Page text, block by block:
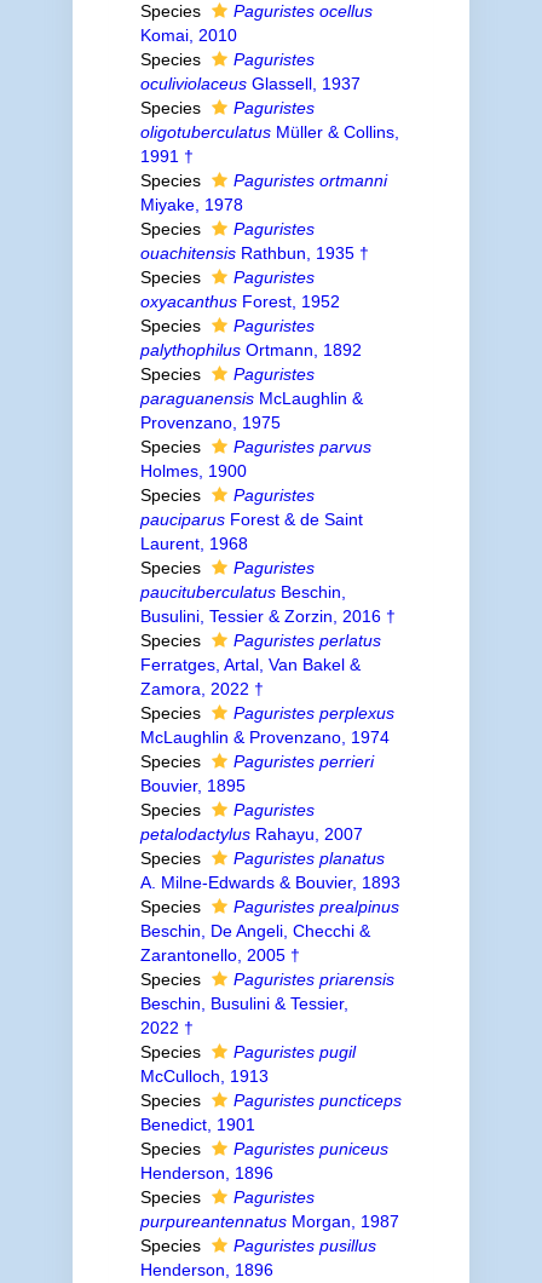
Species
Paguristes ocellus
Komai, 2010
Species
Paguristes
oculiviolaceusGlassell, 1937
Species
Paguristes
oligotuberculatusMüller & Collins,
1991 †
Species
Paguristes ortmanni
Miyake, 1978
Species
Paguristes
ouachitensisRathbun, 1935 †
Species
Paguristes
oxyacanthusForest, 1952
Species
Paguristes
palythophilusOrtmann, 1892
Species
Paguristes
paraguanensisMcLaughlin &
Provenzano, 1975
Species
Paguristes parvus
Holmes, 1900
Species
Paguristes
pauciparusForest & de Saint
Laurent, 1968
Species
Paguristes
paucituberculatusBeschin,
Busulini, Tessier & Zorzin, 2016 †
Species
Paguristes perlatus
Ferratges, Artal, Van Bakel &
Zamora, 2022 †
Species
Paguristes perplexus
McLaughlin & Provenzano, 1974
Species
Paguristes perrieri
Bouvier, 1895
Species
Paguristes
petalodactylusRahayu, 2007
Species
Paguristes planatus
A. Milne-Edwards & Bouvier, 1893
Species
Paguristes prealpinus
Beschin, De Angeli, Checchi &
Zarantonello, 2005 †
Species
Paguristes priarensis
Beschin, Busulini & Tessier,
2022 †
Species
Paguristes pugil
McCulloch, 1913
Species
Paguristes puncticeps
Benedict, 1901
Species
Paguristes puniceus
Henderson, 1896
Species
Paguristes
purpureantennatusMorgan, 1987
Species
Paguristes pusillus
Henderson, 1896